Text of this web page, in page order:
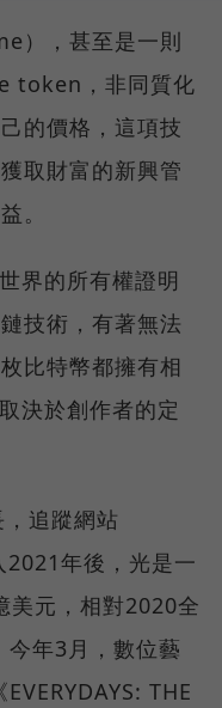
），甚至是一則
token，非同質化
的價格，這項技
取財富的新興管
。
界的所有權證明
技術，有著無法
比特幣都擁有相
決於創作者的定
追蹤網站
年後，光是一
美元，相對2020全
年3月，數位藝
THE